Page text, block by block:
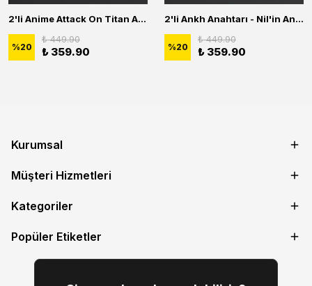
2'li Anime Attack On Titan Acrylic Maria Anime Naruto Erkek Kadın Kolye Seti
%20
₺ 449.90
₺ 359.90
2'li Ankh Anahtarı - Nil'in Anahtarı - Kuru Kafa Erkek Kadın Kolye Seti
%20
₺ 449.90
₺ 359.90
Kurumsal
Müşteri Hizmetleri
Kategoriler
Popüler Etiketler